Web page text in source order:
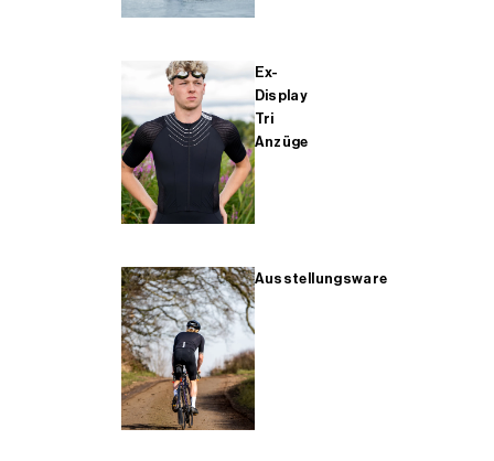
Ex-
Display
Tri
Anzüge
Ausstellungsware